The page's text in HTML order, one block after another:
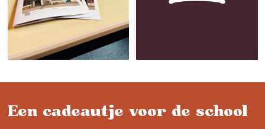
Een cadeautje voor de school